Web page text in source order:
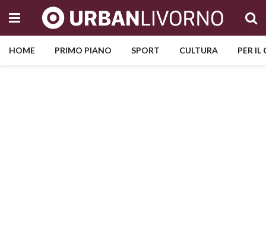
HOME PRIMO PIANO SPORT CULTURA PER